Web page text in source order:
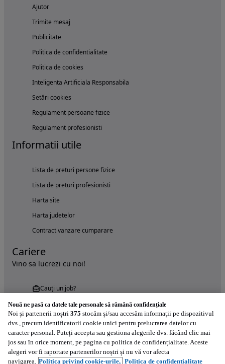
Ajutor
Trimite mesaj
Publicitate
Politica de confidentialitate
Politica de cookies
Inteligenta Artificiala Responsabila
Setări cookies
Regulament persoane fizice
Regulament profesionisti
Informatii utile
Lista de preturi persone fizice
Lista de preturi profesionisti
Harta site
Harta judetelor
Contract vanzare cumparare
Cariere
Vino sa lucrezi cu noi!
Cauți un job?
Nouă ne pasă ca datele tale personale să rămână confidențiale
Noi și partenerii noștri 375 stocăm și/sau accesăm informații pe dispozitivul
dvs., precum identificatorii cookie unici pentru prelucrarea datelor cu
caracter personal. Puteți accepta sau gestiona alegerile dvs. făcând clic mai
jos sau în orice moment, pe pagina cu politica de confidențialitate. Aceste
alegeri vor fi raportate partenerilor noștri și nu vă vor afecta
navigarea. Politica privind cookie-urile, Politica de confidențialitate